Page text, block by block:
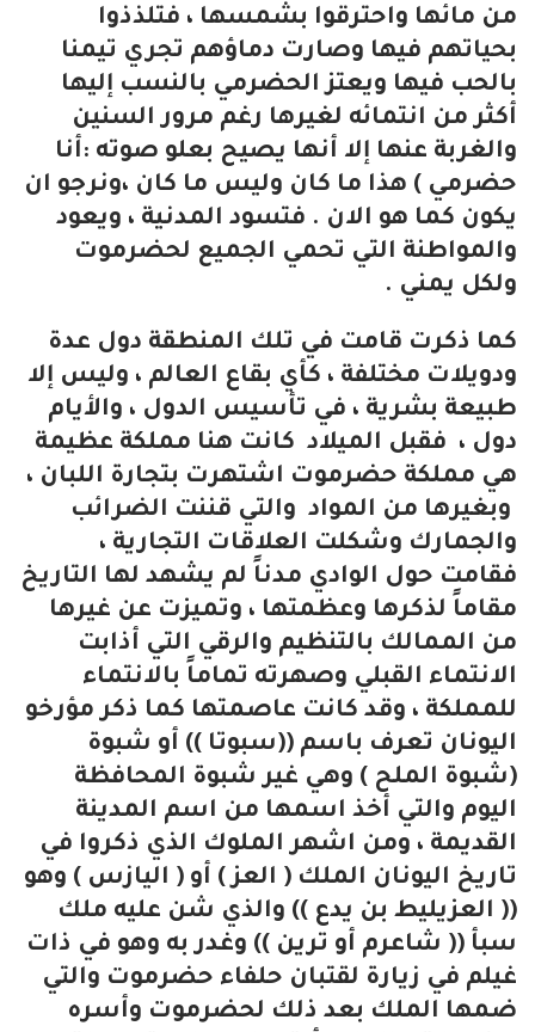
من مائها واحترقوا بشمسها ، فتلذذوا
بحياتهم فيها وصارت دماؤهم تجري تيمنا
بالحب فيها ويعتز الحضرمي بالنسب إليها
أكثر من انتمائه لغيرها رغم مرور السنين
والغربة عنها إلا أنها يصيح بعلو صوته :أنا
حضرمي ) هذا ما كان وليس ما كان ،ونرجو ان
يكون كما هو الان . فتسود المدنية ، ويعود
والمواطنة التي تحمي الجميع لحضرموت
ولكل يمني .
كما ذكرت قامت في تلك المنطقة دول عدة
ودويلات مختلفة ، كأي بقاع العالم ، وليس إلا
طبيعة بشرية ، في تأسيس الدول ، والأيام
دول ، فقبل الميلاد كانت هنا مملكة عظيمة
هي مملكة حضرموت اشتهرت بتجارة اللبان ،
وبغيرها من المواد والتي قننت الضرائب
والجمارك وشكلت العلاقات التجارية ،
فقامت حول الوادي مدناً لم يشهد لها التاريخ
مقاماً لذكرها وعظمتها ، وتميزت عن غيرها
من الممالك بالتنظيم والرقي التي أذابت
الانتماء القبلي وصهرته تماماً بالانتماء
للمملكة ، وقد كانت عاصمتها كما ذكر مؤرخو
اليونان تعرف باسم ((سبوتا )) أو شبوة
(شبوة الملح ) وهي غير شبوة المحافظة
اليوم والتي أخذ اسمها من اسم المدينة
القديمة ، ومن اشهر الملوك الذي ذكروا في
تاريخ اليونان الملك ( العز ) أو ( اليازس ) وهو
(( العزيليط بن يدع )) والذي شن عليه ملك
سبأ (( شاعرم أو ترين )) وغدر به وهو في ذات
غيلم في زيارة لقتبان حلفاء حضرموت والتي
ضمها الملك بعد ذلك لحضرموت وأسره